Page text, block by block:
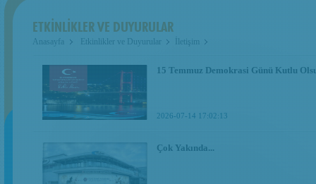
ETKİNLİKLER VE DUYURULAR
Anasayfa Etkinlikler ve Duyurular İletişim
15 Temmuz Demokrasi Günü Kutlu
2026-07-14 17:02:13
Çok Yakında...